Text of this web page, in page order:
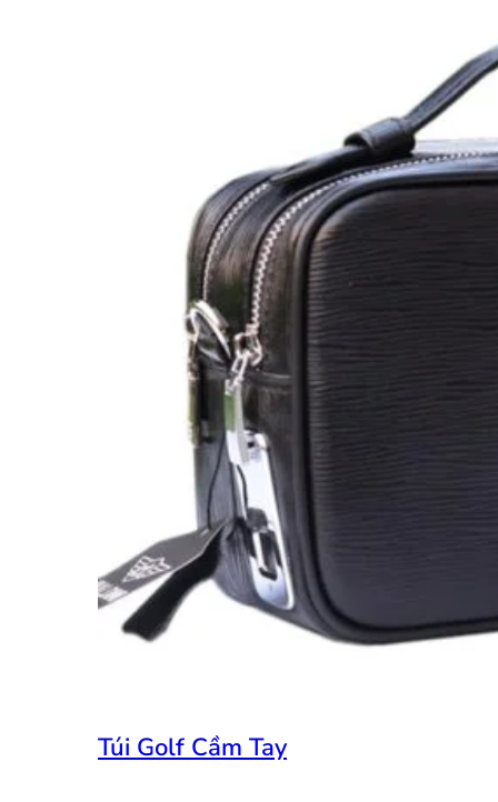
Túi Golf Cầm Tay